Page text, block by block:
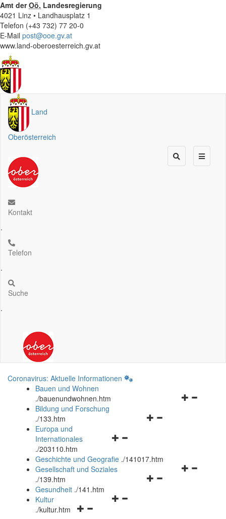
Amt derOö. Landesregierung
4021 Linz • Landhausplatz 1
Telefon (+43 732) 77 20-0
E-Mail post@ooe.gv.at
www.land-oberoesterreich.gv.at
Land
Oberösterreich
Kontakt
.
Telefon
.
Suche
.
Coronavirus: Aktuelle Informationen
Bauen und Wohnen
./bauenundwohnen.htm
Navigationsmenü
Bildung und Forschung
./133.htm
Navigationsmenü
und
schließen
Europa und
Internationales
./203110.htm
Geschichte und Geografie ./141017.htm
Navigationsmenü
Gesellschaft und Soziales
./139.htm
Navigationsmenü
Gesundheit ./141.htm
Navigationsmenü
Kultur
./kultur.htm